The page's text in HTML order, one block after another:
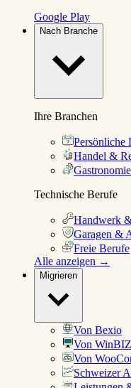
Google Play
Nach Branche
Ihre Branchen
Persönliche
Handel &
Technische Berufe
Handwerk
Garagen &
Freie Berufe
Alle anzeigen →
Migrieren
Von Bexio
Von WinBIZ
Von
Schweizer